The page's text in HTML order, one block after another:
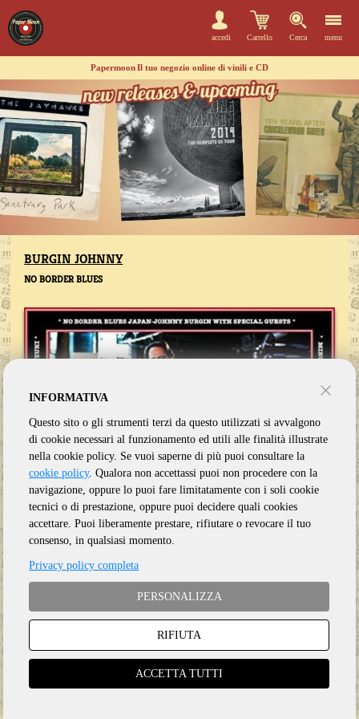
accedi Carrello Cerca menu
PapermoonIl tuo negozio online di vinili e CD
BURGIN JOHNNY
NO BORDER BLUES
DELMA
Anno:2020
INFORMATIVA
Questo sito o gli strumenti terzi da questo utilizzati si avvalgono
di cookie necessari al funzionamento ed utili alle finalità illustrate
nella cookie policy. Se vuoi saperne di più puoi consultare la
cookie policy. Qualora non accettassi puoi non procedere con la
navigazione, oppure lo puoi fare limitatamente con i soli cookie
tecnici o di prestazione, oppure puoi decidere quali cookies
accettare. Puoi liberamente prestare, rifiutare o revocare il tuo
consenso, in qualsiasi momento.
Privacy policy completa
PERSONALIZZA
RIFIUTA
ACCETTA TUTTI